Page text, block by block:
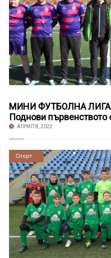
МИНИ ФУТБОЛНА ЛИГА
Поднови първенството
АПРИЛ 8, 2022
Новини
Спорт